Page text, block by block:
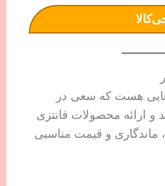
هایی هست که سعی در
و ارائه محصولات فانتزی
ماندگاری و قیمت مناسبی